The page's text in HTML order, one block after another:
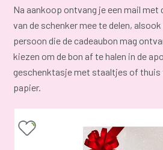
Na aankoop ontvang je een mail met
van de schenker mee te delen, alsook
persoon die de cadeaubon mag
kiezen om de bon af te halen in de
geschenktasje met staaltjes of thuis
papier.